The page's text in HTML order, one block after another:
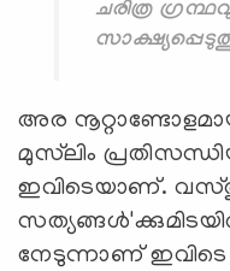
ചരിത്ര
അര
മുസ്‌ലിം
ഇവിടെയാണ്.
നേടുന്നാണ്